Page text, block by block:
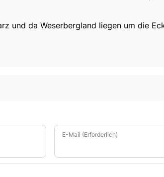
und da Weserbergland liegen um die
E-Mail (Erforderlich)